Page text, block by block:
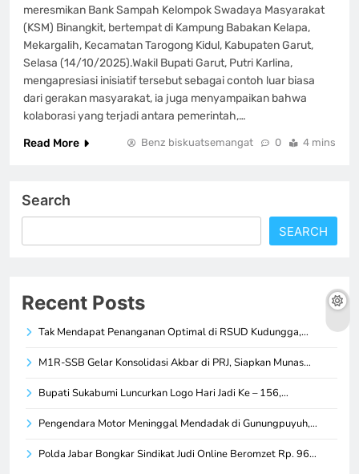
meresmikan Bank Sampah Kelompok Swadaya Masyarakat
(KSM) Binangkit, bertempat di Kampung Babakan Kelapa,
Mekargalih, Kecamatan Tarogong Kidul, Kabupaten Garut,
Selasa (14/10/2025).‎‎Wakil Bupati Garut, Putri Karlina,
mengapresiasi inisiatif tersebut sebagai contoh luar biasa
dari gerakan masyarakat, ia juga menyampaikan bahwa
kolaborasi yang terjadi antara pemerintah,…
Read More
Benz biskuatsemangat 0 4 mins
Search
SEARCH
Recent Posts
Tak Mendapat Penanganan Optimal di RSUD Kudungga,…
M1R-SSB Gelar Konsolidasi Akbar di PRJ, Siapkan Munas…
Bupati Sukabumi Luncurkan Logo Hari Jadi Ke – 156,…
Pengendara Motor Meninggal Mendadak di Gunungpuyuh,…
Polda Jabar Bongkar Sindikat Judi Online Beromzet Rp. 96…